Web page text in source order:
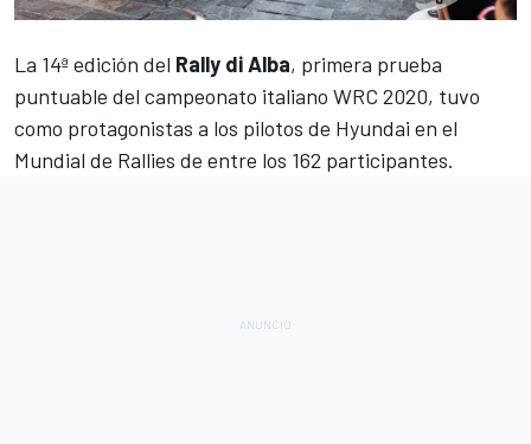
La 14ª edición del Rally di Alba, primera prueba
puntuable del campeonato italiano WRC 2020, tuvo
como protagonistas a los pilotos de Hyundai en el
Mundial de Rallies de entre los 162 participantes.